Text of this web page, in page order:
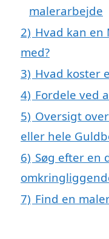
malerarbejde
2) Hvad kan
med?
3) Hvad koster
4) Fordele ved
5) Oversigt
eller hele
6) Søg efter en
7) Find en